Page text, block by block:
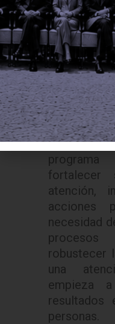
avanzar.
partida
grande. Es
dejar un
Las
esta
fortalecer
atención,
acciones
necesidad
robustecer
una
empieza
personas.